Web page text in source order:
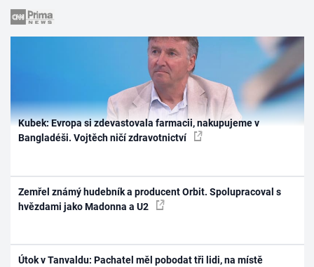
Kubek: Evropa si zdevastovala farmacii, nakupujeme v
Bangladéši. Vojtěch ničí zdravotnictví
Zemřel známý hudebník a producent Orbit. Spolupracoval s
hvězdami jako Madonna a U2
Útok v Tanvaldu: Pachatel měl pobodat tři lidi, na místě